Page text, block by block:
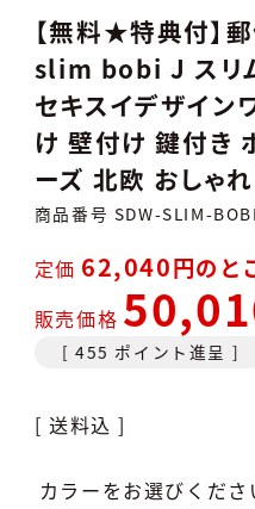
【無料★特典付】
slim bobi J スリ
セキスイデザイン
け 壁付け 鍵付き
ーズ 北欧 おしゃ
商品番号 SDW-SLIM-
定価 62,040 のと
販売価格
[ 455 ポイント進呈 ]
送料込
カラーをお選びくださ